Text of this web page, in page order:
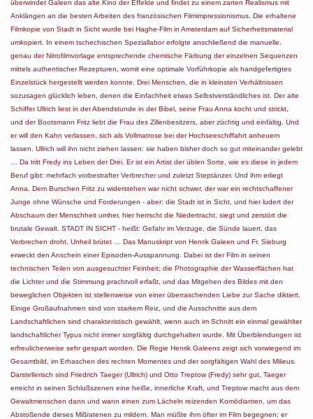
überwindet Galeen das alte Kino der Effekte und findet zu einem zarten Realismus mit
Anklängen an die besten Arbeiten des französischen Filmimpressionismus. Die erhaltene
Filmkopie von Stadt in Sicht wurde bei Haghe-Film in Amsterdam auf Sicherheitsmaterial
umkopiert. In einem tschechischen Speziallabor erfolgte anschließend die manuelle,
genau der Nitrofilmvorlage entsprechende chemische Färbung der einzelnen Sequenzen
mittels authentischer Rezepturen, womit eine optimale Vorführkopie als handgefertigtes
Einzelstück hergestellt werden konnte. Drei Menschen, die in kleinsten Verhältnissen
sozusagen glücklich leben, denen die Einfachheit etwas Selbstverständliches ist. Der alte
Schiffer Ullrich liest in der Abendstunde in der Bibel, seine Frau Anna kocht und strickt,
und der Bootsmann Fritz liebt die Frau des Zillenbesitzers, aber züchtig und einfältig. Und
er will den Kahn verlassen, sich als Vollmatrose bei der Hochseeschiffahrt anheuern
lassen. Ullrich will ihn nicht ziehen lassen: sie haben bisher doch so gut miteinander gelebt
… Da tritt Fredy ins Leben der Drei. Er ist ein Artist der üblen Sorte, wie es diese in jedem
Beruf gibt: mehrfach vorbestrafter Verbrecher und zuletzt Steptänzer. Und ihm erliegt
Anna. Dem Burschen Fritz zu widerstehen war nicht schwer, der war ein rechtschaffener
Junge ohne Wünsche und Forderungen - aber: die Stadt ist in Sicht, und hier ludert der
Abschaum der Menschheit umher, hier herrscht die Niedertracht, siegt und zerstört die
brutale Gewalt. STADT IN SICHT - heißt: Gefahr im Verzuge, die Sünde lauert, das
Verbrechen droht, Unheil brütet … Das Manuskript von Henrik Galeen und Fr. Sieburg
erweckt den Anschein einer Episoden-Ausspannung. Dabei ist der Film in seinen
technischen Teilen von ausgesuchter Feinheit; die Photographie der Wasserflächen hat
die Lichter und die Stimmung prachtvoll erfaßt, und das Mitgehen des Bildes mit den
beweglichen Objekten ist stellenweise von einer überraschenden Liebe zur Sache diktiert.
Einige Großaufnahmen sind von starkem Reiz, und die Ausschnitte aus dem
Landschaftlichen sind charakteristisch gewählt, wenn auch im Schnitt ein einmal gewählter
landschaftlicher Typus nicht immer sorgfältig durchgehalten wurde. Mit Überblendungen ist
erfreulicherweise sehr gespart worden. Die Regie Henrik Galeens zeigt sich vorwiegend im
Gesamtbild, im Erhaschen des rechten Momentes und der sorgfältigen Wahl des Milieus.
Darstellerisch sind Friedrich Taeger (Ullrich) und Otto Treptow (Fredy) sehr gut, Taeger
erreicht in seinen Schlußszenen eine heiße, innerliche Kraft, und Treptow macht aus dem
Gewaltmenschen dann und wann einen zum Lächeln reizenden Komödianten, um das
Abstoßende dieses Mißratenen zu mildern. Man müßte ihm öfter im Film begegnen; er